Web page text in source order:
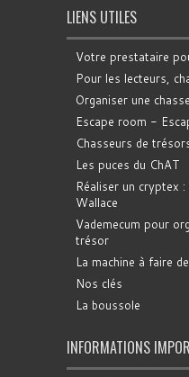
LIENS UTILES
Votre prestataire
Pour les lecteurs,
Organiser une
Escape room -
Chasseurs de
Les puces du ChAT
Réaliser un cryptex
Wallace
Vademecum pour
trésor
La machine à faire
Nos clés
La boussole
INFORMATIONS